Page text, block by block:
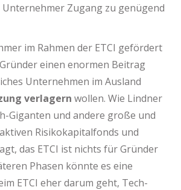
Zugang zu genügend
im Rahmen der ETCI gefördert
einen enormen Beitrag
Unternehmen im Ausland
verlagern wollen. Wie Lindner
Giganten und andere große und
Risikokapitalfonds und
das ETCI ist nichts für Gründer
Phasen könnte es eine
ETCI eher darum geht, Tech-